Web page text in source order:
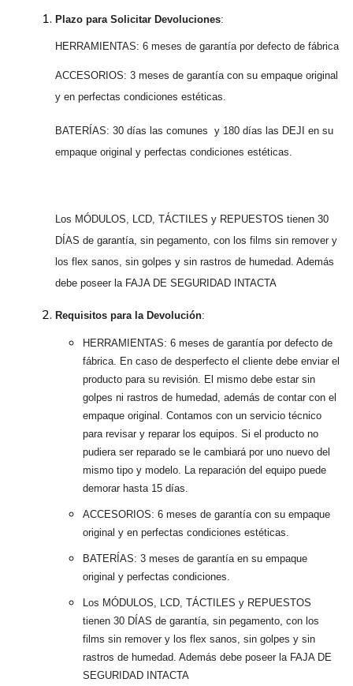
Plazo para Solicitar Devoluciones:
HERRAMIENTAS: 6 meses de garantía por defecto de fábrica
ACCESORIOS: 3 meses de garantía con su empaque original
y en perfectas condiciones estéticas.
BATERÍAS: 30 días las comunes y 180 días las DEJI en su
empaque original y perfectas condiciones estéticas.
Los MÓDULOS, LCD, TÁCTILES y REPUESTOS tienen 30
DÍAS de garantía, sin pegamento, con los films sin remover y
los flex sanos, sin golpes y sin rastros de humedad. Además
debe poseer la FAJA DE SEGURIDAD INTACTA
Requisitos para la Devolución:
HERRAMIENTAS: 6 meses de garantía por defecto de
fábrica. En caso de desperfecto el cliente debe enviar el
producto para su revisión. El mismo debe estar sin
golpes ni rastros de humedad, además de contar con el
empaque original. Contamos con un servicio técnico
para revisar y reparar los equipos. Si el producto no
pudiera ser reparado se le cambiará por uno nuevo del
mismo tipo y modelo. La reparación del equipo puede
demorar hasta 15 días.
ACCESORIOS: 6 meses de garantía con su empaque
original y en perfectas condiciones estéticas.
BATERÍAS: 3 meses de garantía en su empaque
original y perfectas condiciones.
Los MÓDULOS, LCD, TÁCTILES y REPUESTOS
tienen 30 DÍAS de garantía, sin pegamento, con los
films sin remover y los flex sanos, sin golpes y sin
rastros de humedad. Además debe poseer la FAJA DE
SEGURIDAD INTACTA